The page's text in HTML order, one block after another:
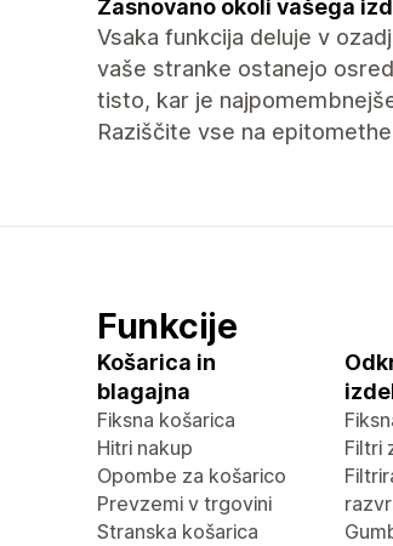
Zasnovano okoli vašega
Vsaka funkcija deluje v
vaše stranke ostanejo
tisto, kar je
Raziščite vse na
Funkcije
Košarica in
blagajna
Fiksna košarica
Hitri nakup
Opombe za košarico
Prevzemi v trgovini
Stranska košarica
Filtri